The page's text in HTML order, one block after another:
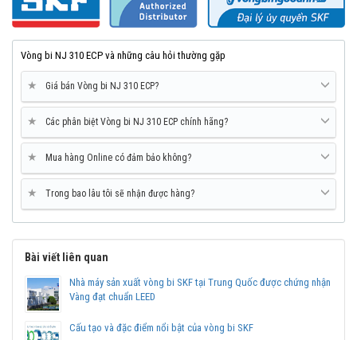
Mua vòng bi SKF NJ 310 ECP tại các Đại lý uỷ quyền để đảm bảo
sản phẩm chính hãng.
Mua vòng bi bạc đạn SKF NJ 310 ECP chính hãng ở
đâu uy tín?
Vòng bi NJ 310 ECP và những câu hỏi thường gặp
★ Giá bán Vòng bi NJ 310 ECP?
★ Các phân biệt Vòng bi NJ 310 ECP chính hãng?
★ Mua hàng Online có đảm bảo không?
★ Trong bao lâu tôi sẽ nhận được hàng?
Bài viết liên quan
Nhà máy sản xuất vòng bi SKF tại Trung Quốc được chứng nhận
Vàng đạt chuẩn LEED
Cấu tạo và đặc điểm nổi bật của vòng bi SKF